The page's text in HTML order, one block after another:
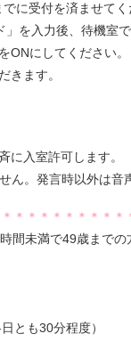
に受付を済ませてく
を入力後、待機室
ONにしてください。
きます。
に入室許可します。
。発言時以外は音
＊＊＊＊＊＊＊＊＊
間未満で49歳までの
30分程度）